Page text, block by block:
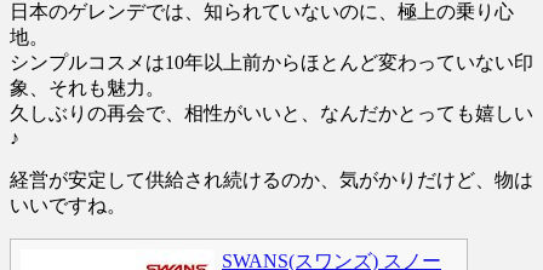
日本のゲレンデでは、知られていないのに、極上の乗り心
地。
シンプルコスメは10年以上前からほとんど変わっていない印
象、それも魅力。
久しぶりの再会で、相性がいいと、なんだかとっても嬉しい
♪
経営が安定して供給され続けるのか、気がかりだけど、物は
いいですね。
SWANS(スワンズ) スノー